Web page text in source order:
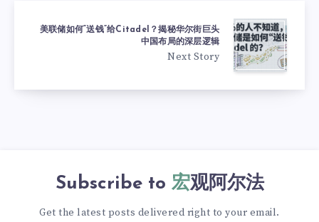
美联储如何“送钱”给Citadel？揭秘华尔街巨头
中国布局的深层逻辑
Next Story
Subscribe to 宏观阿尔法
Get the latest posts delivered right to your email.